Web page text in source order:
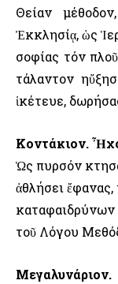
Θείαν
Ἐκκλησίᾳ, ὡς
σοφίας τόν
τάλαντον
ἱκέτευε,
Κοντάκιον.
Ὡς πυρσόν
ἀθλήσει
καταφαιδρύνων
τοῦ Λόγου
Μεγαλυνάριον.